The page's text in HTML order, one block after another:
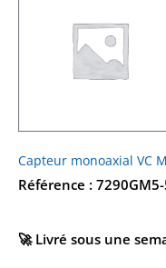
Capteur monoaxial VC
Référence : 7290GM5-
🚀 Livré sous une